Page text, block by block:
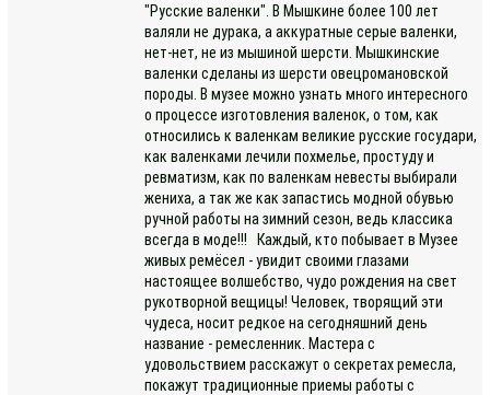
"Русские валенки". В Мышкине более 100 лет
валяли не дурака, а аккуратные серые валенки,
нет-нет, не из мышиной шерсти. Мышкинские
валенки сделаны из шерсти овецромановской
породы. В музее можно узнать много интересного
о процессе изготовления валенок, о том, как
относились к валенкам великие русские государи,
как валенками лечили похмелье, простуду и
ревматизм, как по валенкам невесты выбирали
жениха, а так же как запастись модной обувью
ручной работы на зимний сезон, ведь классика
всегда в моде!!! Каждый, кто побывает в Музее
живых ремёсел - увидит своими глазами
настоящее волшебство, чудо рождения на свет
рукотворной вещицы! Человек, творящий эти
чудеса, носит редкое на сегодняшний день
название - ремесленник. Мастера с
удовольствием расскажут о секретах ремесла,
покажут традиционные приемы работы с